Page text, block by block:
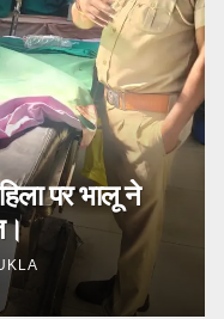
पर भालू ने